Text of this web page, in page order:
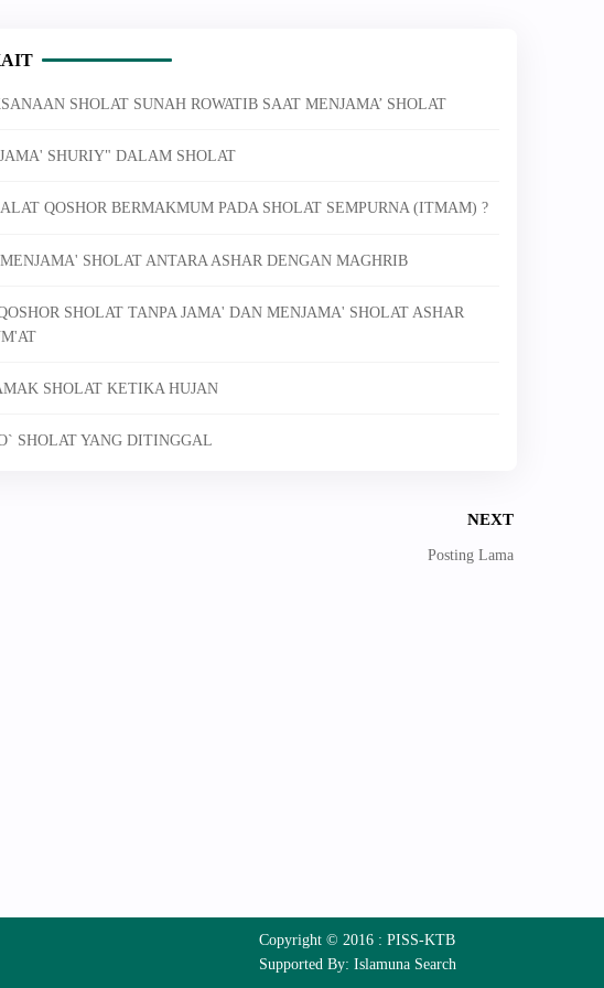
SHOLAT SUNAH ROWATIB SAAT MENJAMA’ SHOLAT
SHURIY" DALAM SHOLAT
QOSHOR BERMAKMUM PADA SHOLAT SEMPURNA (ITMAM) ?
SHOLAT ANTARA ASHAR DENGAN MAGHRIB
SHOLAT TANPA JAMA' DAN MENJAMA' SHOLAT ASHAR
SHOLAT KETIKA HUJAN
SHOLAT YANG DITINGGAL
NEXT
Posting Lama
Copyright © 2016 : PISS-KTB
Supported By: Islamuna Search